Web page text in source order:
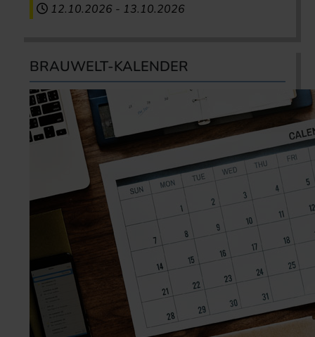
12.10.2026 - 13.10.2026
BRAUWELT-KALENDER